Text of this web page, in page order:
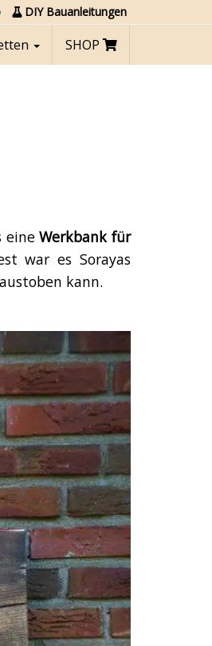
DIY Bauanleitungen
SHOP
eineWerkbank für
war es Sorayas
kann.